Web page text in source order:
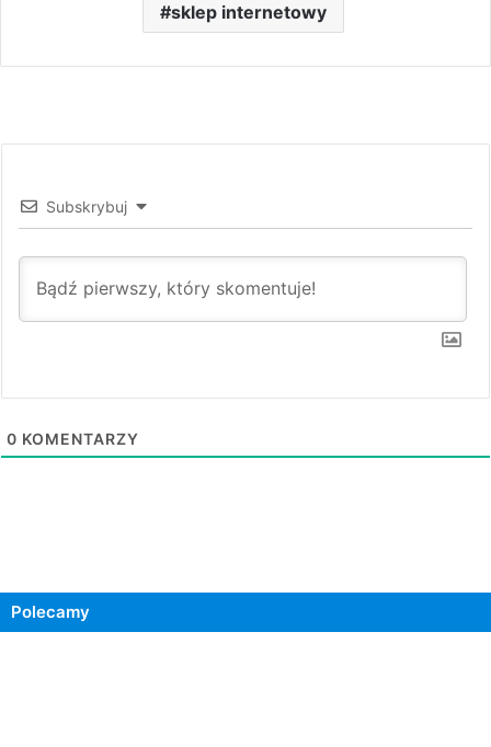
sklep internetowy
Subskrybuj
0 KOMENTARZY
Polecamy